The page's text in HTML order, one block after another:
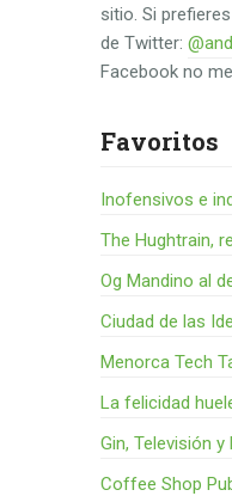
sitio. Si
de Twitter:
Facebook no
Favoritos
Inofensivos e
The Hughtrain,
Og Mandino al
Ciudad de las
Menorca Tech
La felicidad
Gin, Televisión
Coffee Shop